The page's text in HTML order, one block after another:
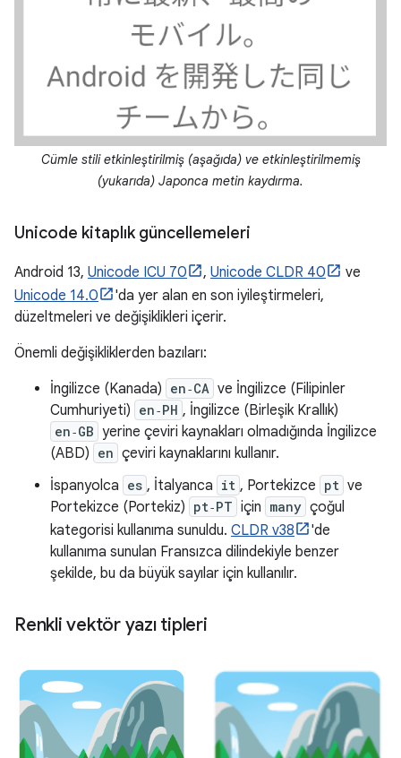
Cümle stili etkinleştirilmiş (aşağıda) ve etkinleştirilmemiş
(yukarıda) Japonca metin kaydırma.
Unicode kitaplık güncellemeleri
Android 13, Unicode ICU 70 , Unicode CLDR 40
ve
Unicode 14.0
'da yer alan en son iyileştirmeleri,
düzeltmeleri ve değişiklikleri içerir.
Önemli değişikliklerden bazıları:
İngilizce (Kanada) en‑CA ve İngilizce (Filipinler
Cumhuriyeti) en‑PH , İngilizce (Birleşik Krallık)
en‑GB yerine çeviri kaynakları olmadığında İngilizce
(ABD) en çeviri kaynaklarını kullanır.
İspanyolca es , İtalyanca it , Portekizce pt ve
Portekizce (Portekiz) pt‑PT için many çoğul
kategorisi kullanıma sunuldu. CLDR v38
'de
kullanıma sunulan Fransızca dilindekiyle benzer
şekilde, bu da büyük sayılar için kullanılır.
Renkli vektör yazı tipleri